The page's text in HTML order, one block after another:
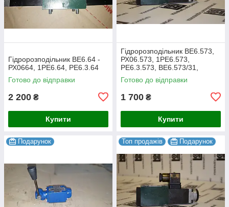
Гідророзподільник ВЕ6.64 -
РХ0664, 1РЕ6.64, РЕ6.3.64
Готово до відправки
2 200 ₴
Купити
Гідророзподільник ВЕ6.573,
РХ06.573, 1РЕ6.573,
РЕ6.3.573, ВЕ6.573/31,
ВЕ6.573/41
Готово до відправки
1 700 ₴
Купити
Подарунок Топ продажів Подарунок